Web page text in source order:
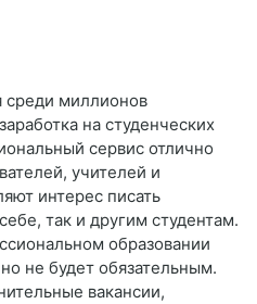
среди миллионов
на студенческих
сервис отлично
учителей и
интерес писать
так и другим студентам.
образовании
не будет обязательным.
вакансии,